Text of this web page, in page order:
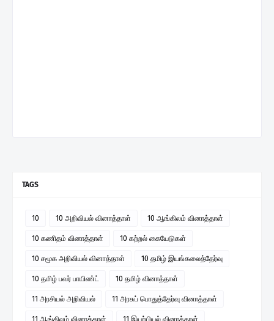
TAGS
10 10 அறிவியல் வினாத்தாள் 10 ஆங்கிலம் வினாத்தாள்
10 கணிதம் வினாத்தாள் 10 கற்றல் கையேடுகள்
10 சமூக அறிவியல் வினாத்தாள் 10 தமிழ் இயங்கலைத்தேர்வு
10 தமிழ் பவர் பாயிண்ட் 10 தமிழ் வினாத்தாள்
11 அரசியல் அறிவியல் 11 அரசுப் பொதுத்தேர்வு வினாத்தாள்
11 ஆங்கிலம் வினாத்தாள் 11 இயற்பியல் வினாத்தாள்